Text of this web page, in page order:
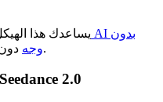
يساعدك هذا
وجهدون مطالبة واحدة تحاول فعل كل شيء.
4. حوّل كل مشهد إلى مطالبة Seedance 2.0